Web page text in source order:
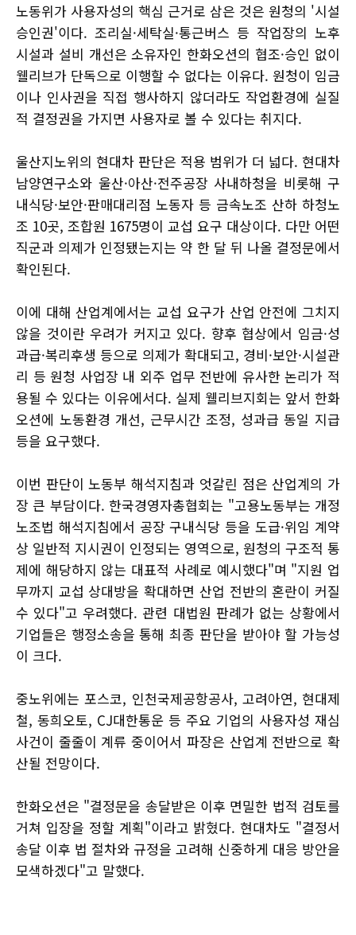
노동위가 사용자성의 핵심 근거로 삼은 것은 원청의 '시설
승인권'이다. 조리실·세탁실·통근버스 등 작업장의 노후
시설과 설비 개선은 소유자인 한화오션의 협조·승인 없이
웰리브가 단독으로 이행할 수 없다는 이유다. 원청이 임금
이나 인사권을 직접 행사하지 않더라도 작업환경에 실질
적 결정권을 가지면 사용자로 볼 수 있다는 취지다.
울산지노위의 현대차 판단은 적용 범위가 더 넓다. 현대차
남양연구소와 울산·아산·전주공장 사내하청을 비롯해 구
내식당·보안·판매대리점 노동자 등 금속노조 산하 하청노
조 10곳, 조합원 1675명이 교섭 요구 대상이다. 다만 어떤
직군과 의제가 인정됐는지는 약 한 달 뒤 나올 결정문에서
확인된다.
이에 대해 산업계에서는 교섭 요구가 산업 안전에 그치지
않을 것이란 우려가 커지고 있다. 향후 협상에서 임금·성
과급·복리후생 등으로 의제가 확대되고, 경비·보안·시설관
리 등 원청 사업장 내 외주 업무 전반에 유사한 논리가 적
용될 수 있다는 이유에서다. 실제 웰리브지회는 앞서 한화
오션에 노동환경 개선, 근무시간 조정, 성과급 동일 지급
등을 요구했다.
이번 판단이 노동부 해석지침과 엇갈린 점은 산업계의 가
장 큰 부담이다. 한국경영자총협회는 "고용노동부는 개정
노조법 해석지침에서 공장 구내식당 등을 도급·위임 계약
상 일반적 지시권이 인정되는 영역으로, 원청의 구조적 통
제에 해당하지 않는 대표적 사례로 예시했다"며 "지원 업
무까지 교섭 상대방을 확대하면 산업 전반의 혼란이 커질
수 있다"고 우려했다. 관련 대법원 판례가 없는 상황에서
기업들은 행정소송을 통해 최종 판단을 받아야 할 가능성
이 크다.
중노위에는 포스코, 인천국제공항공사, 고려아연, 현대제
철, 동희오토, CJ대한통운 등 주요 기업의 사용자성 재심
사건이 줄줄이 계류 중이어서 파장은 산업계 전반으로 확
산될 전망이다.
한화오션은 "결정문을 송달받은 이후 면밀한 법적 검토를
거쳐 입장을 정할 계획"이라고 밝혔다. 현대차도 "결정서
송달 이후 법 절차와 규정을 고려해 신중하게 대응 방안을
모색하겠다"고 말했다.